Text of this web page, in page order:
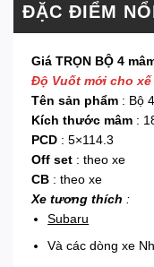
ĐẶC ĐIỂM
Giá TRỌN BỘ 4
Độ Vuốt mới cho
Tên sản phẩm : Bộ
Kích thước mâm :
PCD : 5×114.3
Off set : theo xe
CB : theo xe
Xe tương thích :
Subaru
Và các dòng xe